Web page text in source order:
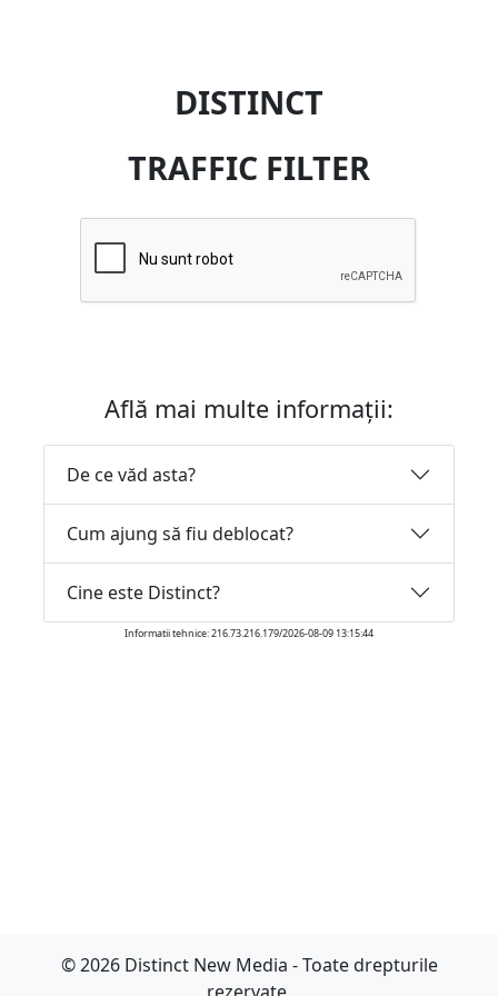
DISTINCT
TRAFFIC FILTER
Află mai multe informații:
De ce văd asta?
Cum ajung să fiu deblocat?
Cine este Distinct?
Informatii tehnice: 216.73.216.179/2026-08-09 13:15:44
© 2026 Distinct New Media - Toate drepturile